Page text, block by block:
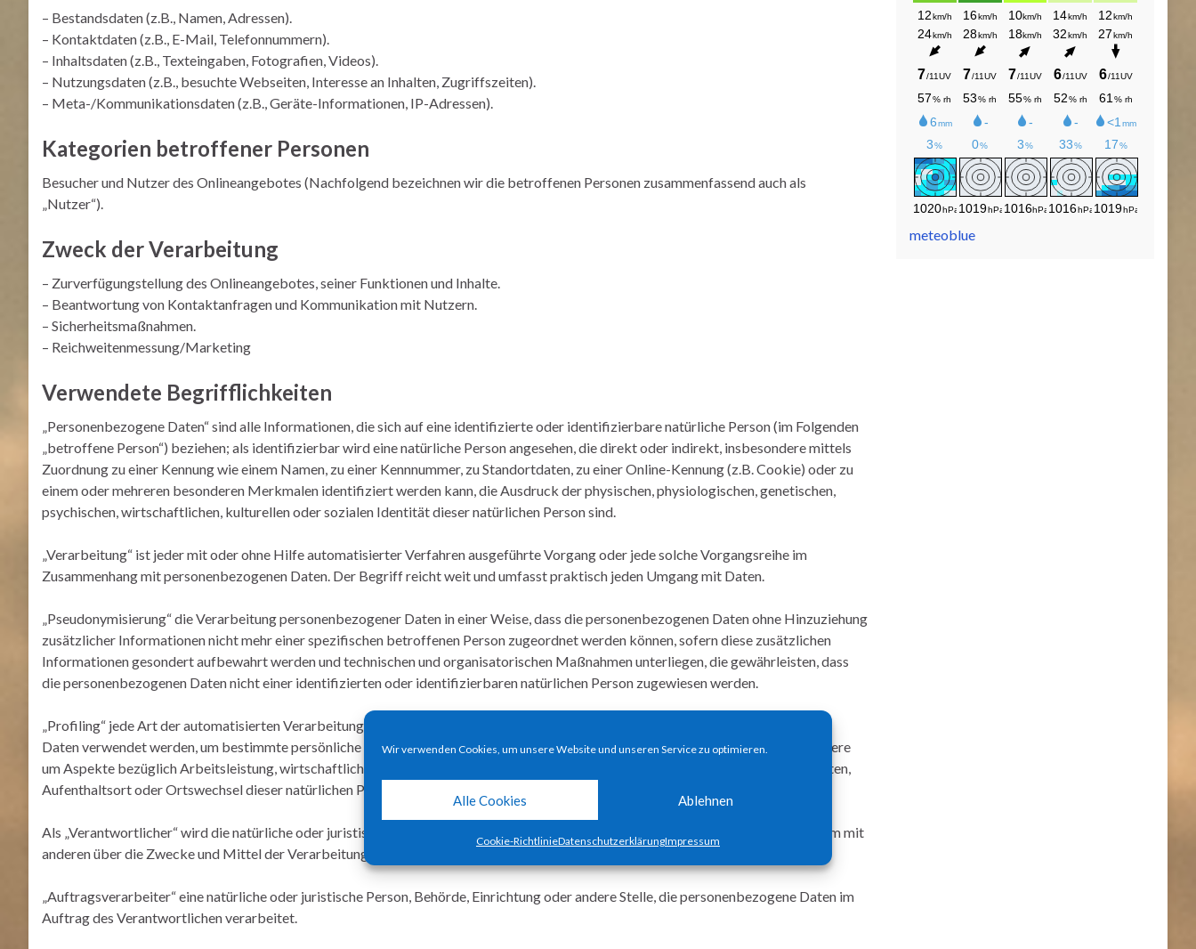
Wir verwenden Cookies, um unsere Website und unseren Service zu optimieren.
Alle Cookies Ablehnen
Cookie-RichtlinieDatenschutzerklärungImpressum
– Bestandsdaten (z.B., Namen, Adressen).
– Kontaktdaten (z.B., E-Mail, Telefonnummern).
– Inhaltsdaten (z.B., Texteingaben, Fotografien, Videos).
– Nutzungsdaten (z.B., besuchte Webseiten, Interesse an Inhalten, Zugriffszeiten).
– Meta-/Kommunikationsdaten (z.B., Geräte-Informationen, IP-Adressen).
Kategorien betroffener Personen
Besucher und Nutzer des Onlineangebotes (Nachfolgend bezeichnen wir die betroffenen Personen zusammenfassend auch als
„Nutzer“).
Zweck der Verarbeitung
– Zurverfügungstellung des Onlineangebotes, seiner Funktionen und Inhalte.
– Beantwortung von Kontaktanfragen und Kommunikation mit Nutzern.
– Sicherheitsmaßnahmen.
– Reichweitenmessung/Marketing
Verwendete Begrifflichkeiten
„Personenbezogene Daten“ sind alle Informationen, die sich auf eine identifizierte oder identifizierbare natürliche Person (im Folgenden
„betroffene Person“) beziehen; als identifizierbar wird eine natürliche Person angesehen, die direkt oder indirekt, insbesondere mittels
Zuordnung zu einer Kennung wie einem Namen, zu einer Kennnummer, zu Standortdaten, zu einer Online-Kennung (z.B. Cookie) oder zu
einem oder mehreren besonderen Merkmalen identifiziert werden kann, die Ausdruck der physischen, physiologischen, genetischen,
psychischen, wirtschaftlichen, kulturellen oder sozialen Identität dieser natürlichen Person sind.
„Verarbeitung“ ist jeder mit oder ohne Hilfe automatisierter Verfahren ausgeführte Vorgang oder jede solche Vorgangsreihe im
Zusammenhang mit personenbezogenen Daten. Der Begriff reicht weit und umfasst praktisch jeden Umgang mit Daten.
„Pseudonymisierung“ die Verarbeitung personenbezogener Daten in einer Weise, dass die personenbezogenen Daten ohne Hinzuziehung
zusätzlicher Informationen nicht mehr einer spezifischen betroffenen Person zugeordnet werden können, sofern diese zusätzlichen
Informationen gesondert aufbewahrt werden und technischen und organisatorischen Maßnahmen unterliegen, die gewährleisten, dass
die personenbezogenen Daten nicht einer identifizierten oder identifizierbaren natürlichen Person zugewiesen werden.
„Profiling“ jede Art der automatisierten Verarbeitung personenbezogener Daten, die darin besteht, dass diese personenbezogenen
Daten verwendet werden, um bestimmte persönliche Aspekte, die sich auf eine natürliche Person beziehen, zu bewerten, insbesondere
um Aspekte bezüglich Arbeitsleistung, wirtschaftliche Lage, Gesundheit, persönliche Vorlieben, Interessen, Zuverlässigkeit, Verhalten,
Aufenthaltsort oder Ortswechsel dieser natürlichen Person zu analysieren oder vorherzusagen.
Als „Verantwortlicher“ wird die natürliche oder juristische Person, Behörde, Einrichtung oder andere Stelle, die allein oder gemeinsam mit
anderen über die Zwecke und Mittel der Verarbeitung von personenbezogenen Daten entscheidet, bezeichnet.
„Auftragsverarbeiter“ eine natürliche oder juristische Person, Behörde, Einrichtung oder andere Stelle, die personenbezogene Daten im
Auftrag des Verantwortlichen verarbeitet.
meteoblue